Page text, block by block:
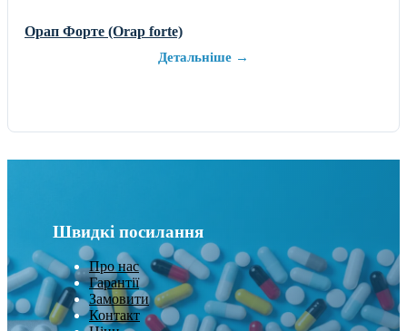
Орап Форте (Orap forte)
Детальніше →
Швидкі посилання
Про нас
Гарантії
Замовити
Контакт